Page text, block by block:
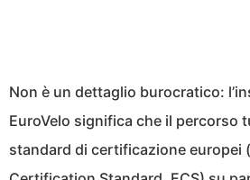
Non è un dettaglio burocratico:
EuroVelo significa che il percorso
standard di certificazione europei